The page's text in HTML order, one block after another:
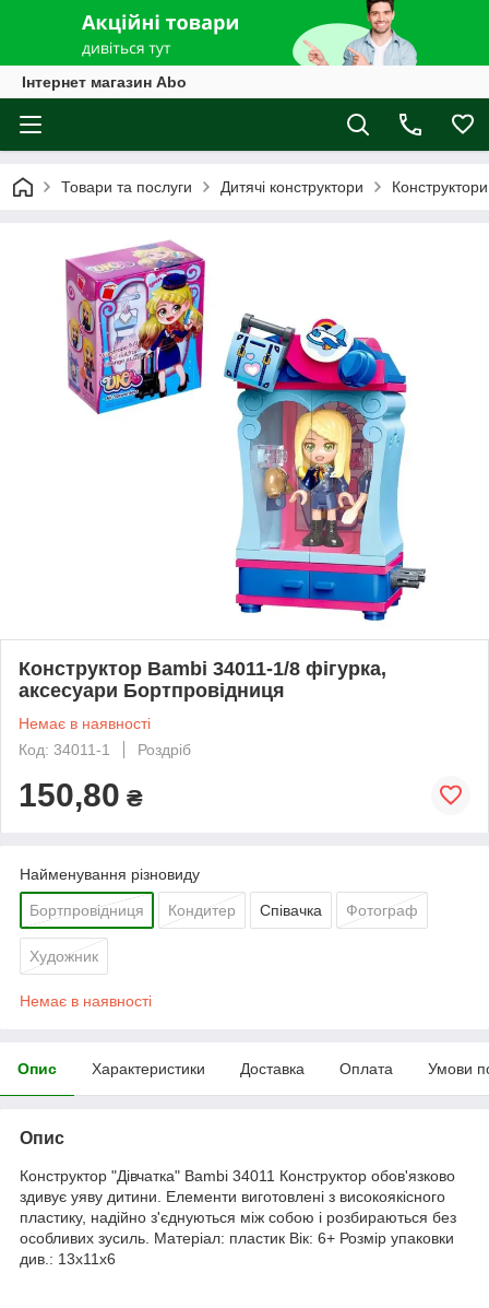
Інтернет магазин Abo
Товари та послуги Дитячі конструктори
Конструктор Bambi 34011-1/8 фігурка,
аксесуари Бортпровідниця
Немає в наявності
Код: 34011-1
Роздріб
150,80 ₴
Найменування різновиду
Бортпровідниця Кондитер Співачка Фотограф
Художник
Немає в наявності
Опис Характеристики Доставка Оплата Умови
Опис
Конструктор "Дівчатка" Bambi 34011 Конструктор обов'язково
здивує уяву дитини. Елементи виготовлені з високоякісного
пластику, надійно з'єднуються між собою і розбираються без
особливих зусиль. Матеріал: пластик Вік: 6+ Розмір упаковки
див.: 13х11х6